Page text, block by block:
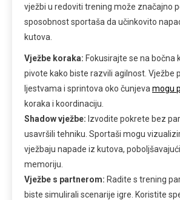
vježbi u redoviti trening može značajno
sposobnost sportaša da učinkovito
kutova.
Vježbe koraka: Fokusirajte se na bočna
pivote kako biste razvili agilnost. Vježbe
ljestvama i sprintova oko čunjeva mogu
koraka i koordinaciju.
Shadow vježbe: Izvodite pokrete bez
usavršili tehniku. Sportaši mogu
vježbaju napade iz kutova,
memoriju.
Vježbe s partnerom: Radite s trening
biste simulirali scenarije igre. Koristite